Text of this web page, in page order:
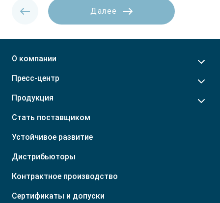
Далее
О компании
Пресс-центр
Продукция
Стать поставщиком
Устойчивое развитие
Дистрибьюторы
Контрактное производство
Сертификаты и допуски